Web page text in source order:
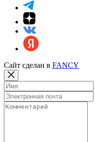
Сайт сделан в FANCY